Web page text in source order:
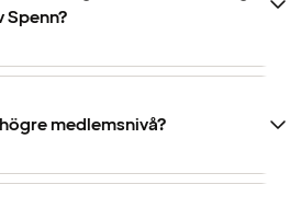
Spenn?
medlemsnivå?